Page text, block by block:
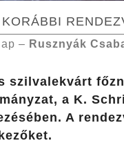
– Rusznyák
szilvalekvárt
a K.
A